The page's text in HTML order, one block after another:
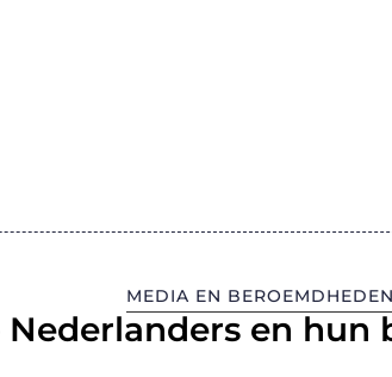
MEDIA EN BEROEMDHEDEN
Nederlanders en hun